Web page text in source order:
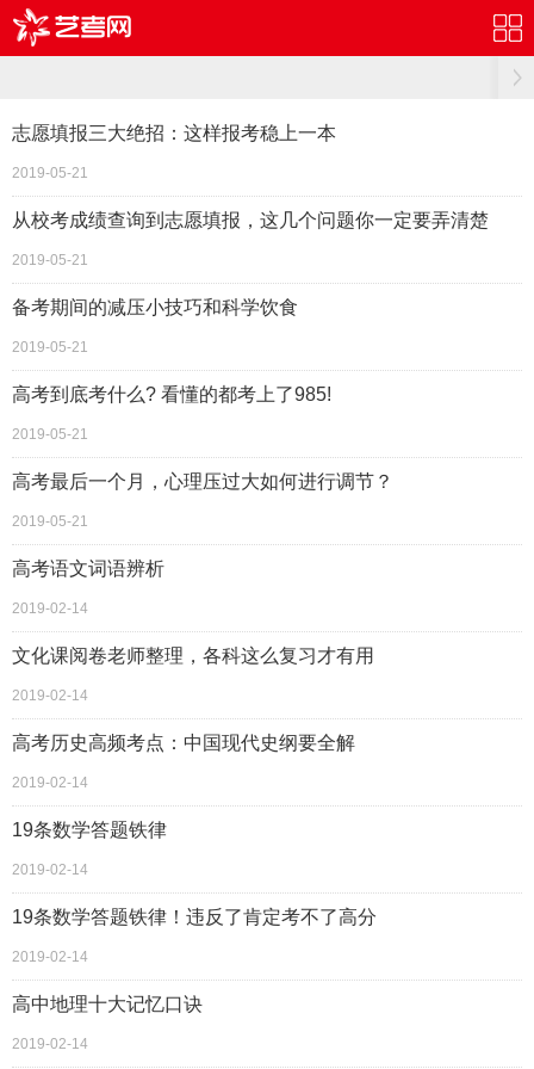
志愿填报三大绝招：这样报考稳上一本
2019-05-21
从校考成绩查询到志愿填报，这几个问题你一定要弄清楚
2019-05-21
备考期间的减压小技巧和科学饮食
2019-05-21
高考到底考什么? 看懂的都考上了985!
2019-05-21
高考最后一个月，心理压过大如何进行调节？
2019-05-21
高考语文词语辨析
2019-02-14
文化课阅卷老师整理，各科这么复习才有用
2019-02-14
高考历史高频考点：中国现代史纲要全解
2019-02-14
19条数学答题铁律
2019-02-14
19条数学答题铁律！违反了肯定考不了高分
2019-02-14
高中地理十大记忆口诀
2019-02-14